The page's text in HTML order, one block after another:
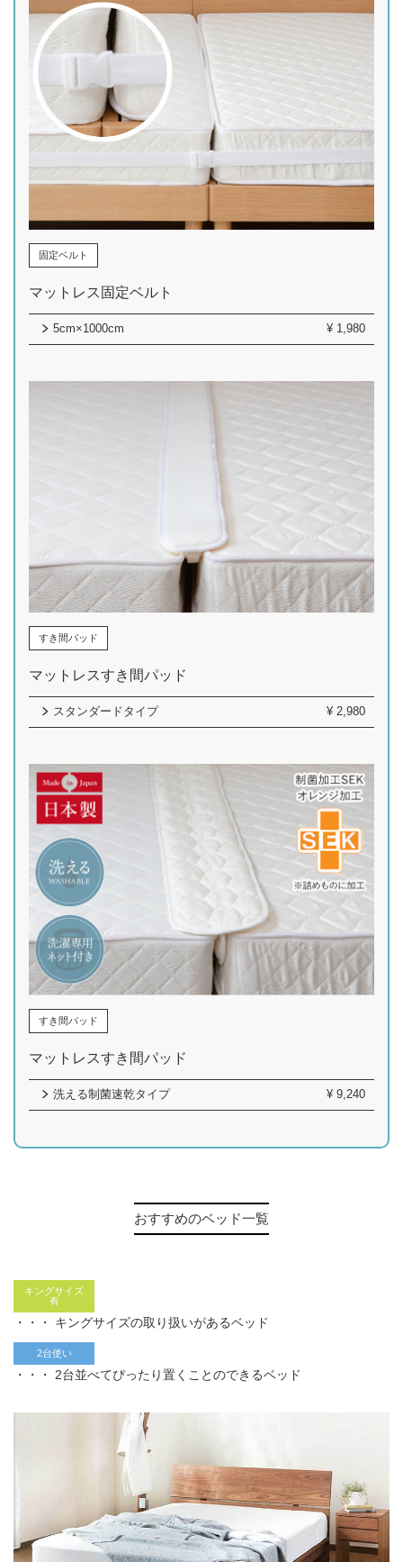
固定ベルト
マットレス固定ベルト
5cm×1000cm ¥ 1,980
すき間パッド
マットレスすき間パッド
スタンダードタイプ ¥ 2,980
すき間パッド
マットレスすき間パッド
洗える制菌速乾タイプ ¥ 9,240
おすすめのベッド一覧
キングサイズ
有
・・・ キングサイズの取り扱いがあるベッド
2台使い
・・・ 2台並べてぴったり置くことのできるベッド